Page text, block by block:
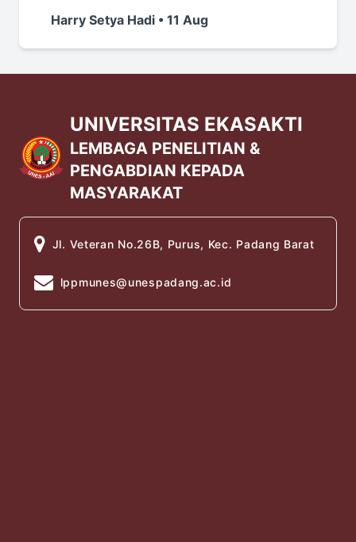
Harry Setya Hadi • 11 Aug
UNIVERSITAS EKASAKTI
LEMBAGA PENELITIAN &
PENGABDIAN KEPADA
MASYARAKAT
Jl. Veteran No.26B, Purus, Kec. Padang Barat
lppmunes@unespadang.ac.id